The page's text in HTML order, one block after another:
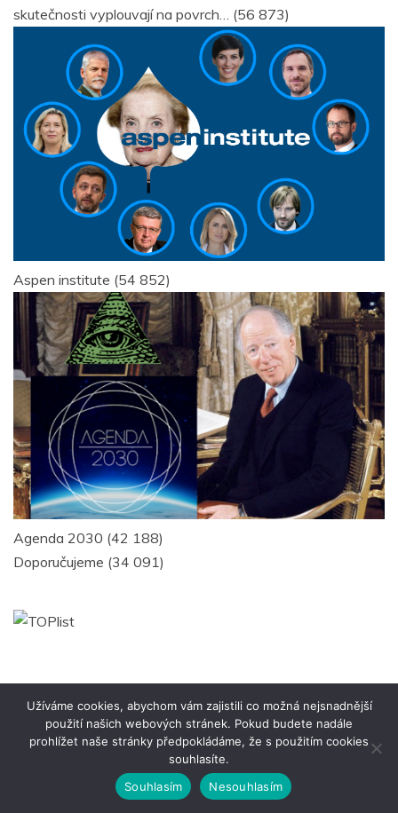
skutečnosti vyplouvají na povrch…
(56 873)
Aspen institute (54 852)
Agenda 2030 (42 188)
Doporučujeme (34 091)
Copyright SLOVANKA - texty volně k převzetí s
odkazem na zdroj
Proudly powered by WordPress|Theme: Engage
Užíváme cookies, abychom vám zajistili co možná nejsnadnější
použití našich webových stránek. Pokud budete nadále
prohlížet naše stránky předpokládáme, že s použitím cookies
souhlasíte.
Souhlasím
Nesouhlasím